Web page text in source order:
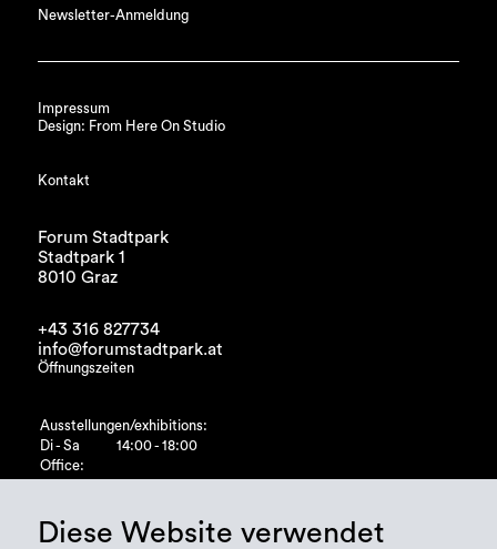
Newsletter-Anmeldung
Impressum
Design: From Here On Studio
Kontakt
Forum Stadtpark
Stadtpark 1
8010 Graz
+43 316 827734
info@forumstadtpark.at
Öffnungszeiten
Ausstellungen/exhibitions:
Di - Sa
14:00 - 18:00
Office:
Diese Website verwendet